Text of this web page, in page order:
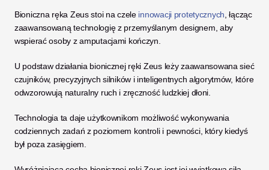
Bioniczna ręka Zeus stoi na czele innowacji protetycznych , łącząc
zaawansowaną technologię z przemyślanym designem, aby
wspierać osoby z amputacjami kończyn.
U podstaw działania bionicznej ręki Zeus leży zaawansowana sieć
czujników, precyzyjnych silników i inteligentnych algorytmów, które
odwzorowują naturalny ruch i zręczność ludzkiej dłoni.
Technologia ta daje użytkownikom możliwość wykonywania
codziennych zadań z poziomem kontroli i pewności, który kiedyś
był poza zasięgiem.